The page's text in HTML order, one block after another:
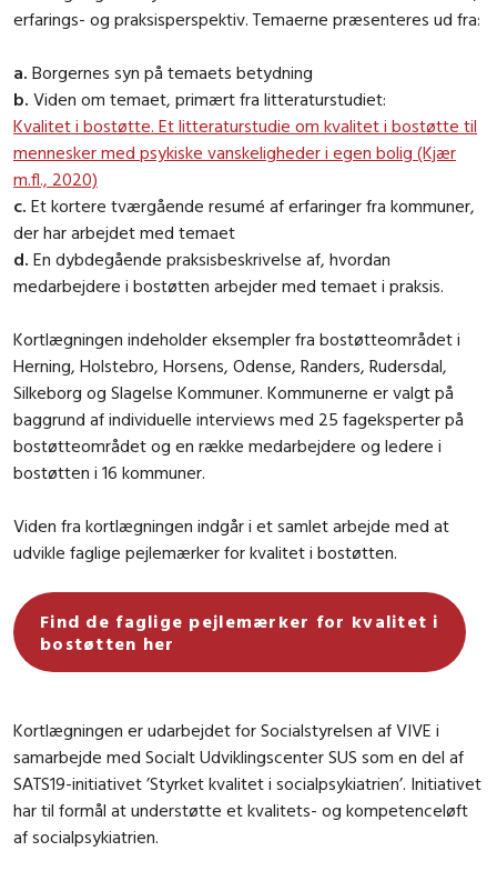
erfarings- og praksisperspektiv. Temaerne præsenteres ud fra:
a. Borgernes syn på temaets betydning
b. Viden om temaet, primært fra litteraturstudiet:
Kvalitet i bostøtte. Et litteraturstudie om kvalitet i bostøtte til
mennesker med psykiske vanskeligheder i egen bolig (Kjær
m.fl., 2020)
c. Et kortere tværgående resumé af erfaringer fra kommuner,
der har arbejdet med temaet
d. En dybdegående praksisbeskrivelse af, hvordan
medarbejdere i bostøtten arbejder med temaet i praksis.
Kortlægningen indeholder eksempler fra bostøtteområdet i
Herning, Holstebro, Horsens, Odense, Randers, Rudersdal,
Silkeborg og Slagelse Kommuner. Kommunerne er valgt på
baggrund af individuelle interviews med 25 fageksperter på
bostøtteområdet og en række medarbejdere og ledere i
bostøtten i 16 kommuner.
Viden fra kortlægningen indgår i et samlet arbejde med at
udvikle faglige pejlemærker for kvalitet i bostøtten.
Find de faglige pejlemærker for kvalitet i
bostøtten her
Kortlægningen er udarbejdet for Socialstyrelsen af VIVE i
samarbejde med Socialt Udviklingscenter SUS som en del af
SATS19-initiativet ’Styrket kvalitet i socialpsykiatrien’. Initiativet
har til formål at understøtte et kvalitets- og kompetenceløft
af socialpsykiatrien.